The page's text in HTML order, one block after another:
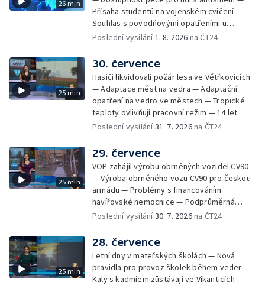
26 min
Přísaha studentů na vojenském cvičení —
Souhlas s povodňovými opatřeními u
Troubek — Opravy Rudné omezí dopravu —
počasí na následující dny — Vedra táhnou na
chladnější místa — Hasiči lokalizovali požár
lesa na Opavsku — Požáry zemědělské
techniky na Olomoucku — Dva roky od
požáru škol v Českém Těšíně — Výstava
Sladké vzpomínky Opavska
Poslední vysílání1. 8. 2026 na ČT24
25 min
30. července
Hasiči likvidovali požár lesa ve Větřkovicích
— Adaptace měst na vedra — Adaptační
opatření na vedro ve městech — Tropické
teploty ovlivňují pracovní režim — 14 let
vězení za vraždu ženy ve Staříči/ —
— Podvodník připravil 17 lidí o 4 miliony —
DPO pořídí 70 nových elektrobusů — V
Olomouci přibude 20 elektrobusů —
Mistryně světa Kneblová zpět v Olomouci —
Mobilní kurníky pomáhají s kvalitou půdy —
Výběr ze sociálních sítí ČT — Nové varhany v
Rudě u Rýmařova
Poslední vysílání31. 7. 2026na ČT24
25 min
29. července
VOP zahájil výrobu obrněných vozidel CV90
— Výroba obrněného vozu CV90 pro českou
armádu — Problémy s financováním
havířovské nemocnice — Podprůměrná
návštěvnost koupališť v červenci — Do
Nedostatek krve v transfuzních stanicích —
Spor kvůli novému chodníku na Keprník —
Olomoucké shakespearovské léto
Poslední vysílání30. 7. 2026na ČT24
25 min
28. července
Letní dny v mateřských školách — Nová
pravidla pro provoz školek během veder —
Kaly s kadmiem zůstávají ve Vikanticích —